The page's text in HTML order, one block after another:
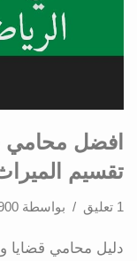
افضل محامي
تقسيم الميراث
1 تعليق بواسطة
دليل محامي قضايا